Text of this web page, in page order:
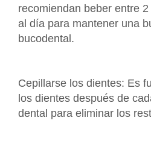
recomiendan beber entre
al día para mantener una
bucodental.
Cepillarse los dientes: Es
los dientes después de
dental para eliminar los